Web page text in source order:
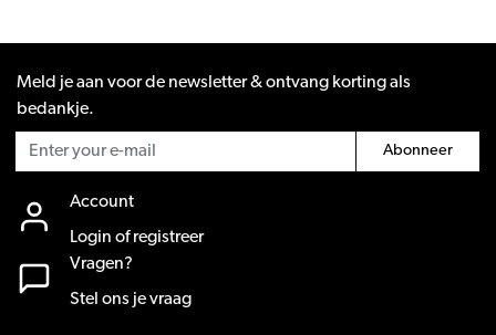
Meld je aan voor de newsletter & ontvang korting als
bedankje.
Abonneer
Account
Login of registreer
Vragen?
Stel ons je vraag